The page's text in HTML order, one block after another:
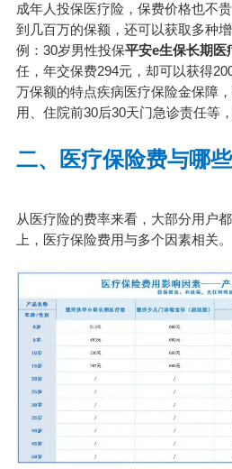
成年人投保医疗险，保费价格也不
到几百万的保额，还可以获取多种增
例：30岁男性投保平安e生保长期医
任，年交保费294元，却可以获得
万保额的特点疾病医疗保险金保障
用、住院前30后30天门急诊责任等
二、医疗保险费与哪
从医疗险的费率来看，大部分用户
上，医疗保险费用与多个因素相关。